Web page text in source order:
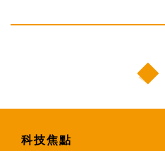
科技焦點